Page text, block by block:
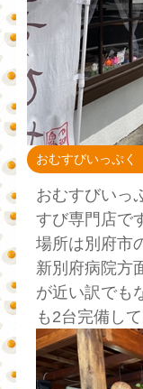
おむすびいっぷく
おむすびいっ
すび専門店で
場所は別府市
新別府病院方
が近い訳でも
も2台完備して